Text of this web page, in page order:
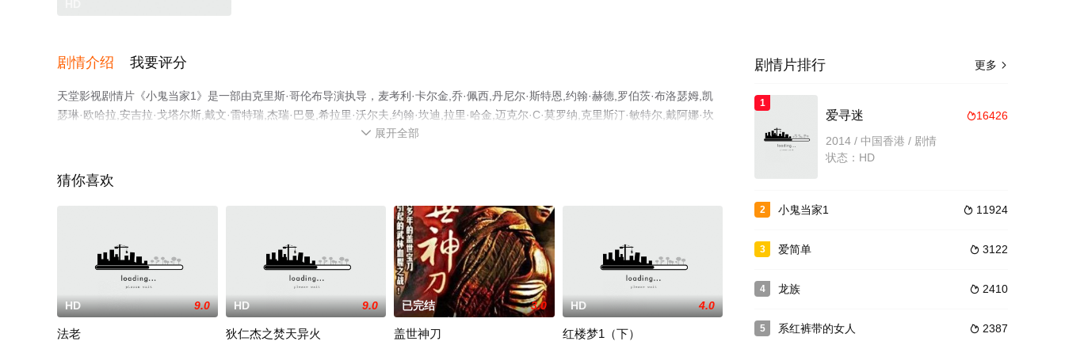
剧情介绍 我要评分
天堂影视剧情片《小鬼当家1》是一部由克里斯·哥伦布导演执导，麦考利·卡尔金,乔·佩西,丹尼尔·斯特恩,约翰·赫德,罗伯茨·布洛瑟姆,凯
瑟琳·欧哈拉,安吉拉·戈塔尔斯,戴文·雷特瑞,杰瑞·巴曼,希拉里·沃尔夫,约翰·坎迪,拉里·哈金,迈克尔·C·莫罗纳,克里斯汀·敏特尔,戴阿娜·坎
佩露,杰迪代亚·科恩,基南·卡尔金,森塔·摩西,泰利·斯内尔,马特·多赫蒂,拉尔夫·富迪,迈克尔·吉多,雷等演员精彩演绎的美国电影，手机免费
 展开全部
猜你喜欢
HD 9.0
法老
HD 9.0
狄仁杰之焚天异火
已完结 3.0
盖世神刀
HD 4.0
红楼梦1（下）
更多 
剧情片排行
1
16426
爱寻迷
2014 / 中国香港 / 剧情
状态：HD
2  11924
小鬼当家1
3  3122
爱简单
4  2410
龙族
5  2387
系红裤带的女人